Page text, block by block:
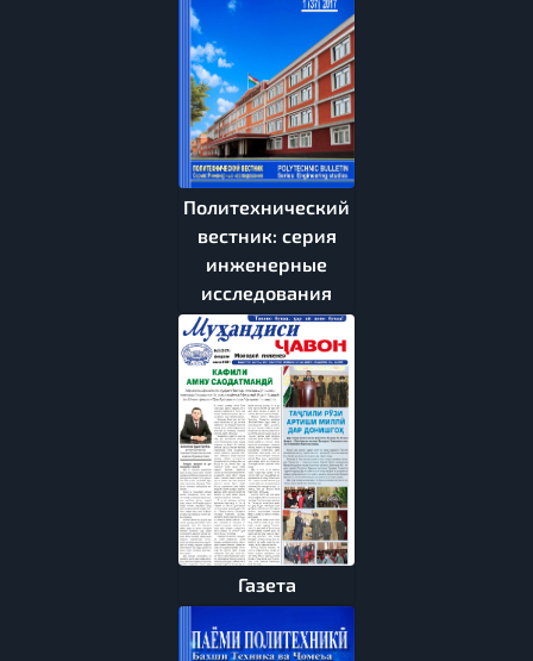
Политехнический
вестник: серия
инженерные
исследования
Газета